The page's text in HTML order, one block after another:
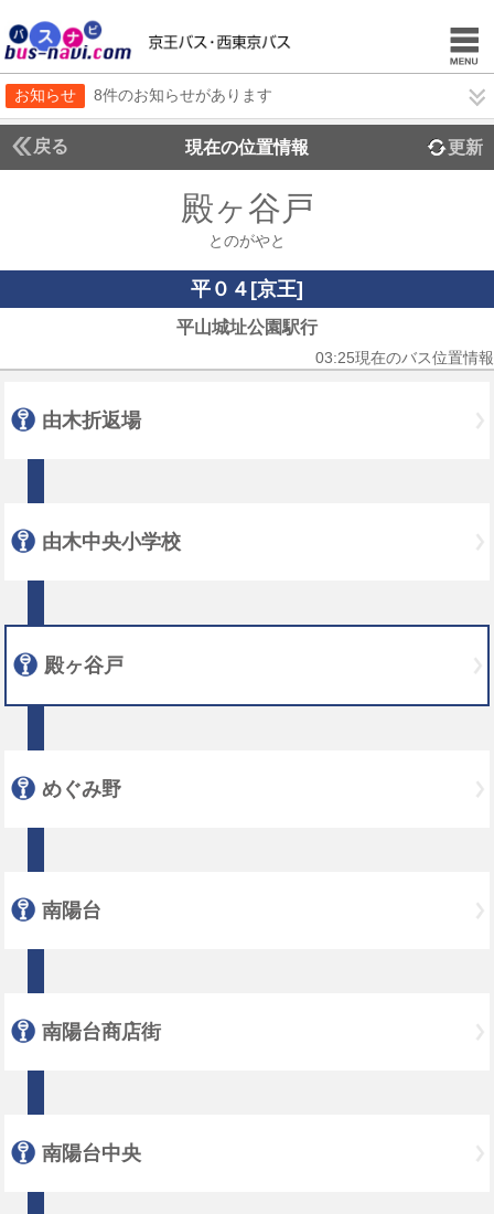
お知らせ 8件のお知らせがあります
戻る 現在の位置情報 更新
殿ヶ谷戸
とのがやと
平０４[京王]
平山城址公園駅行
03:25現在のバス位置情報
由木折返場
由木中央小学校
殿ヶ谷戸
めぐみ野
南陽台
南陽台商店街
南陽台中央